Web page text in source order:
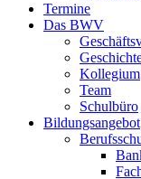
Termine
Das BWV
Kollegium
Team
Schulbüro
Bildungsangebot